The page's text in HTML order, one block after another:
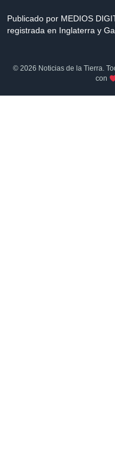
Publicado por MEDIOS
registrada en Inglaterra y
© 2026 Noticias de la Tierra.
con